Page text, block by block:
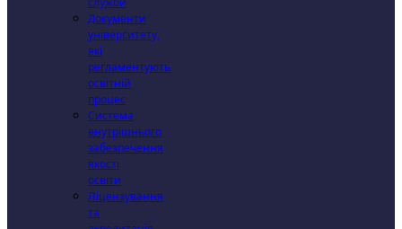
Документи
університету,
які
регламентують
освітній
процес
Система
внутрішнього
забезпечення
якості
освіти
Ліцензування
та